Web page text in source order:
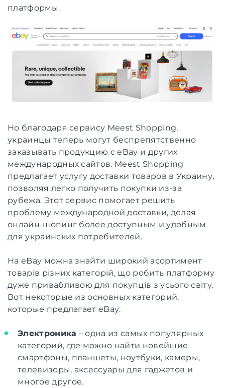
платформы.
Но благодаря сервису Meest Shopping,
украинцы теперь могут беспрепятственно
заказывать продукцию с eBay и других
международных сайтов. Meest Shopping
предлагает услугу доставки товаров в Украину,
позволяя легко получить покупки из-за
рубежа. Этот сервис помогает решить
проблему международной доставки, делая
онлайн-шопинг более доступным и удобным
для украинских потребителей.
На eBay можна знайти широкий асортимент
товарів різних категорій, що робить платформу
дуже привабливою для покупців з усього світу.
Вот некоторые из основных категорий,
которые предлагает eBay:
Электроника – одна из самых популярных
категорий, где можно найти новейшие
смартфоны, планшеты, ноутбуки, камеры,
телевизоры, аксессуары для гаджетов и
многое другое.